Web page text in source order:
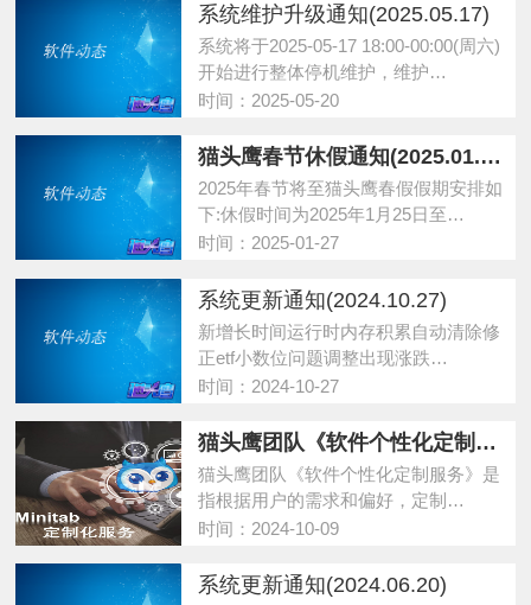
系统维护升级通知(2025.05.17)
系统将于2025-05-17 18:00-00:00(周六)
开始进行整体停机维护，维护…
时间：2025-05-20
猫头鹰春节休假通知(2025.01.27)
2025年春节将至猫头鹰春假假期安排如
下:休假时间为2025年1月25日至…
时间：2025-01-27
系统更新通知(2024.10.27)
新增长时间运行时内存积累自动清除修
正etf小数位问题调整出现涨跌…
时间：2024-10-27
猫头鹰团队《软件个性化定制服务》
猫头鹰团队《软件个性化定制服务》是
指根据用户的需求和偏好，定制…
时间：2024-10-09
系统更新通知(2024.06.20)